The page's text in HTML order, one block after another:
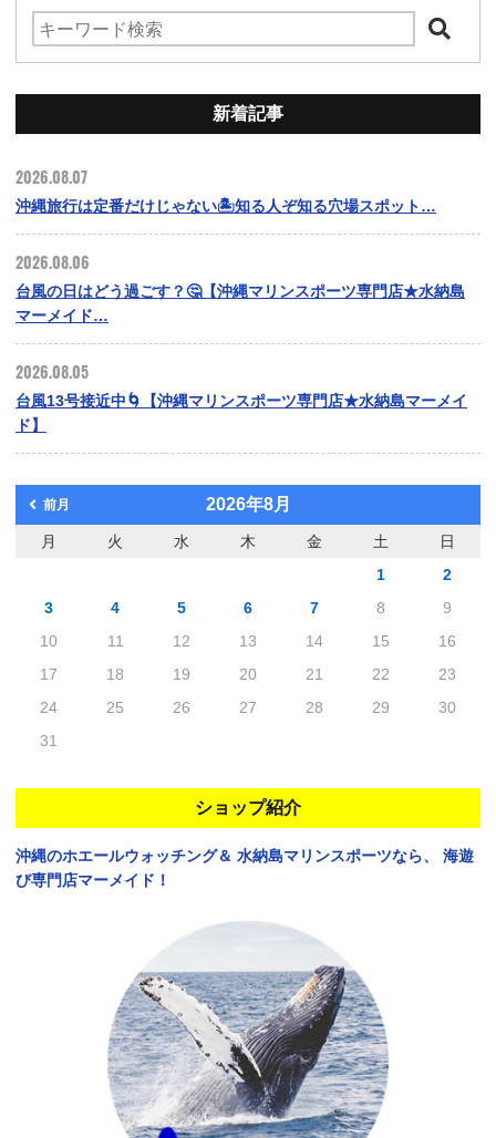
新着記事
2026.08.07
沖縄旅行は定番だけじゃない🏝️知る人ぞ知る穴場スポット…
2026.08.06
台風の日はどう過ごす？🤔【沖縄マリンスポーツ専門店★水納島
マーメイド…
2026.08.05
台風13号接近中🌀【沖縄マリンスポーツ専門店★水納島マーメイ
ド】
前月 2026年8月
月 火 水 木 金 土
日
1
2
3
4 5 6 7 8
9
10
11 12 13 14 15
16
17
18 19 20 21 22
23
24
25 26 27 28 29
30
31
ショップ紹介
沖縄のホエールウォッチング＆ 水納島マリンスポーツなら、
海遊
び専門店マーメイド！